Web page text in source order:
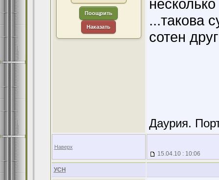
Поощрить
Наказать
...такова
сотен
Даурия.
Наверх
15.04.10 : 10:06
УСН